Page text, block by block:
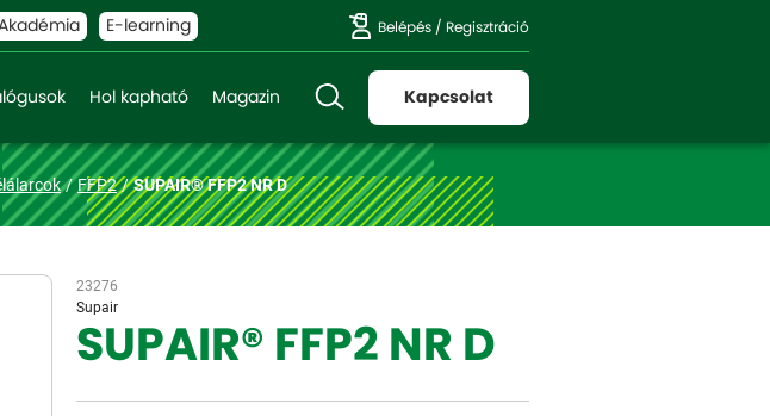
E-learning Belépés / Regisztráció
Hol kapható Magazin Kapcsolat
FFP2 SUPAIR® FFP2 NR D
23276
Supair
SUPAIR® FFP2 NR D